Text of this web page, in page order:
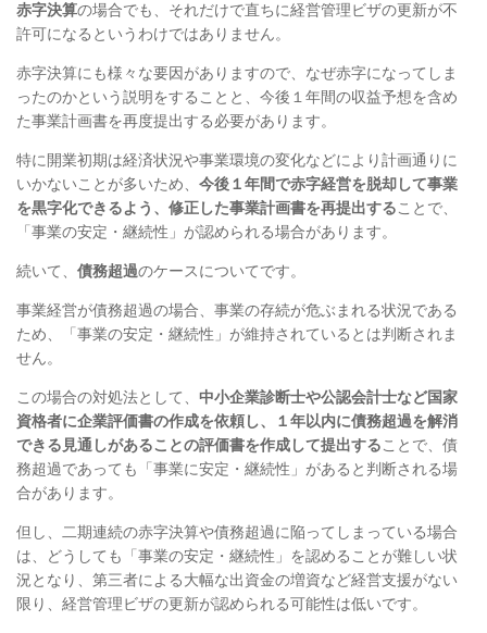
赤字決算の場合でも、それだけで直ちに経営管理ビザの更新が不
許可になるというわけではありません。
赤字決算にも様々な要因がありますので、なぜ赤字になってしま
ったのかという説明をすることと、今後１年間の収益予想を含め
た事業計画書を再度提出する必要があります。
特に開業初期は経済状況や事業環境の変化などにより計画通りに
いかないことが多いため、 今後１年間で赤字経営を脱却して事業
を黒字化できるよう、修正した事業計画書を再提出することで、
「事業の安定・継続性」が認められる場合があります。
続いて、 債務超過のケースについてです。
事業経営が債務超過の場合、事業の存続が危ぶまれる状況である
ため、「事業の安定・継続性」が維持されているとは判断されま
せん。
この場合の対処法として、 中小企業診断士や公認会計士など国家
資格者に企業評価書の作成を依頼し、１年以内に債務超過を解消
できる見通しがあることの評価書を作成して提出することで、債
務超過であっても「事業に安定・継続性」があると判断される場
合があります。
但し、二期連続の赤字決算や債務超過に陥ってしまっている場合
は、どうしても「事業の安定・継続性」を認めることが難しい状
況となり、第三者による大幅な出資金の増資など経営支援がない
限り、経営管理ビザの更新が認められる可能性は低いです。